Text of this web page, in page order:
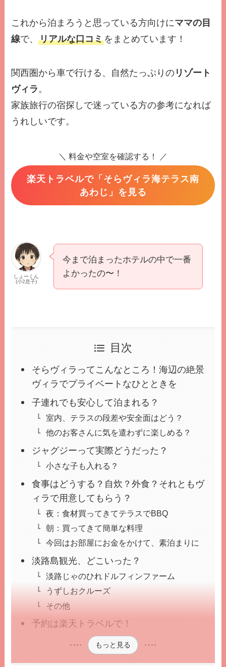
これから泊まろうと思っている方向けにママの目
線で、リアルな口コミをまとめています！
関西圏から車で行ける、自然たっぷりの リゾート
ヴィラ。
家族旅行の宿探しで迷っている方の参考になれば
うれしいです。
＼ 料金や空室を確認する！ ／
楽天トラベルで「そらヴィラ海テラス南
あわじ」を見る
しょーくん
(小2息子)
今まで泊まったホテルの中で一番
よかったの〜！
目次
そらヴィラってこんなところ！海辺の絶景
ヴィラでプライベートなひとときを
子連れでも安心して泊まれる？
室内、テラスの段差や安全面はどう？
他のお客さんに気を遣わずに楽しめる？
ジャグジーって実際どうだった？
小さな子も入れる？
食事はどうする？自炊？外食？それともヴ
ィラで用意してもらう？
夜：食材買ってきてテラスでBBQ
朝：買ってきて簡単な料理
今回はお部屋にお金をかけて、素泊まりに
淡路島観光、どこいった？
淡路じゃのひれドルフィンファーム
うずしおクルーズ
その他
予約は楽天トラベルで！
もっと見る